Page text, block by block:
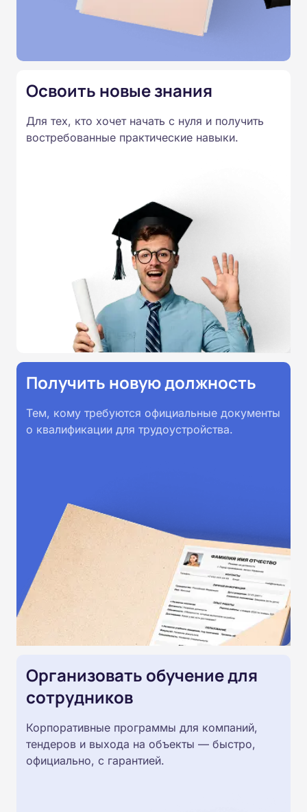
Освоить новые знания
Для тех, кто хочет начать с нуля и получить
востребованные практические навыки.
Получить новую должность
Тем, кому требуются официальные документы
о квалификации для трудоустройства.
Организовать обучение для
сотрудников
Корпоративные программы для компаний,
тендеров и выхода на объекты — быстро,
официально, с гарантией.